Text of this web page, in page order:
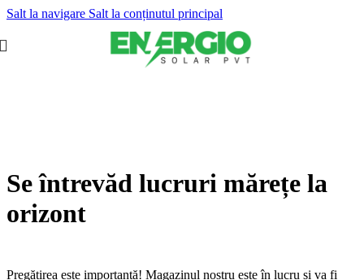
Salt la navigare Salt la conținutul principal
Se întrevăd lucruri mărețe la
orizont
Pregătirea este importantă! Magazinul nostru este în lucru și va fi